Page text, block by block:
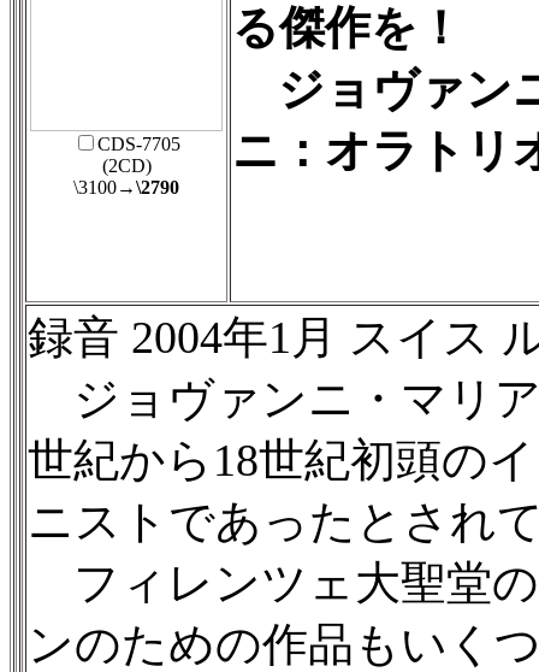
CDS-7705
(2CD)
\3100→\2790
る傑作を！
ジョヴァン
ニ：オラトリ
録音 2004年1月 スイス
ジョヴァンニ・マリア
世紀から18世紀初頭の
ニストであったとされ
フィレンツェ大聖堂
ンのための作品もいく